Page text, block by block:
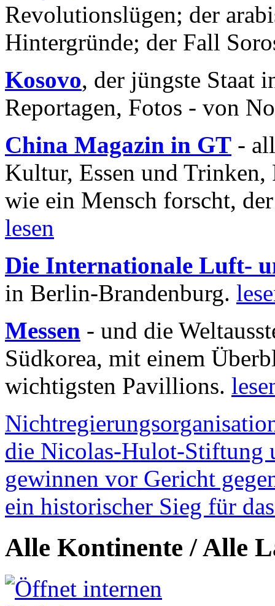
Revolutionslügen; der
Hintergründe; der Fall
Kosovo, der jüngste Staat
Reportagen, Fotos - von
China Magazin in GT -
Kultur, Essen und
wie ein Mensch forscht,
lesen
Die Internationale Luft-
in Berlin-Brandenburg.
Messen - und die
Südkorea, mit einem
wichtigsten Pavillions.
die Nicolas-Hulot-Stiftung
gewinnen vor Gericht
ein historischer Sieg für
Alle Kontinente / Alle